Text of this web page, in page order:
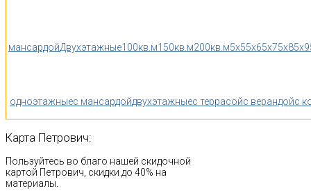
мансардойДвухэтажные100кв.м150кв.м200кв.м5x55x65x75x85x9
одноэтажныес мансардойдвухэтажныес террасойс верандойс
Карта Петрович:
Пользуйтесь во благо нашей скидочной
картой Петрович, скидки до 40% на
материалы.